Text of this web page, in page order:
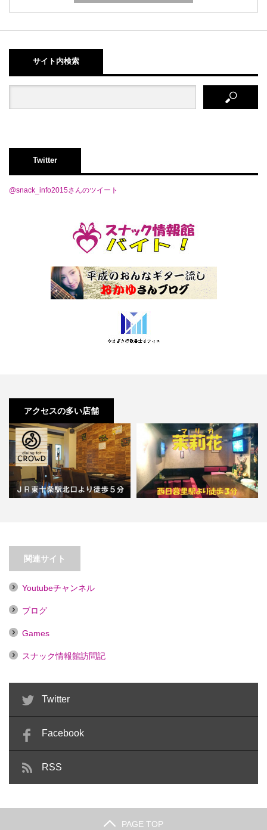
サイト内検索
Twitter
@snack_info2015さんのツイート
アクセスの多い店舗
【東十条】dining for
CROWD【喫煙目的店】…
関連サイト
Youtubeチャンネル
ブログ
Games
スナック情報館訪問記
Twitter
Facebook
RSS
PAGE TOP